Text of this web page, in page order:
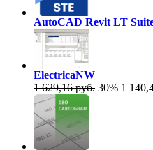
AutoCAD Revit LT
ElectricaNW
1 629,16 руб. 30% 1